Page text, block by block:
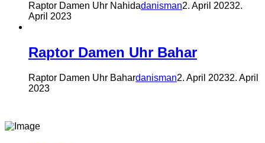
Raptor Damen Uhr Nahidadanisman2. April 20232.
April 2023
Raptor Damen Uhr Bahar
Raptor Damen Uhr Bahardanisman2. April 20232. April
2023